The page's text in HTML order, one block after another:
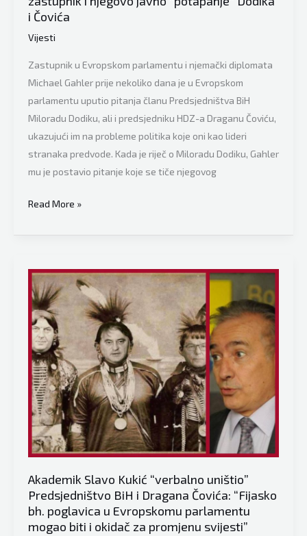
Rusije
i Čovića
Vijesti
Zastupnik u Evropskom parlamentu i njemački diplomata
Michael Gahler prije nekoliko dana je u Evropskom
parlamentu uputio pitanja članu Predsjedništva BiH
Miloradu Dodiku, ali i predsjedniku HDZ-a Draganu Čoviću,
ukazujući im na probleme politika koje oni kao lideri
stranaka predvode. Kada je riječ o Miloradu Dodiku, Gahler
mu je postavio pitanje koje se tiče njegovog
Ličnost
je
Gahler,
njemački
zastupnik
njegovo
javno
“potapanje”
Dodika
Čovića
Read More »
Akademik Slavo Kukić “verbalno uništio”
Predsjedništvo BiH i Dragana Čovića: “Fijasko
bh. poglavica u Evropskomu parlamentu
mogao biti i okidač za promjenu svijesti”